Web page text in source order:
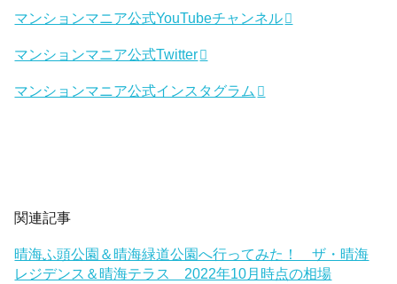
マンションマニア公式YouTubeチャンネル
マンションマニア公式Twitter
マンションマニア公式インスタグラム
関連記事
晴海ふ頭公園＆晴海緑道公園へ行ってみた！ ザ・晴海
レジデンス＆晴海テラス 2022年10月時点の相場